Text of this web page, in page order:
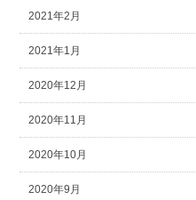
2021年2月
2021年1月
2020年12月
2020年11月
2020年10月
2020年9月